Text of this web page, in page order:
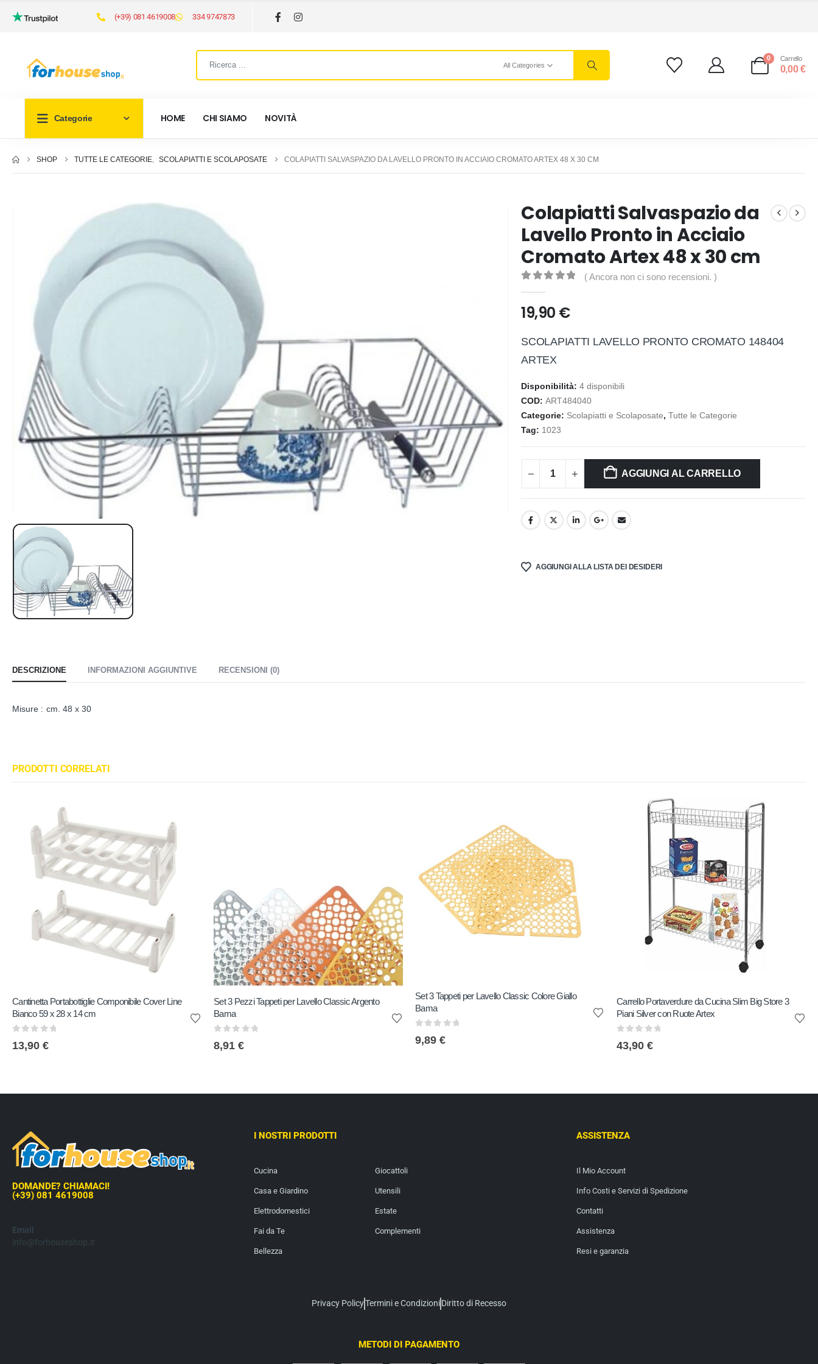
(+39) 081 4619008 334 9747873
All Categories
0 Carrello
0,00€
Categorie HOME CHI SIAMO NOVITÀ
SHOP TUTTE LE CATEGORIE, SCOLAPIATTI E SCOLAPOSATE COLAPIATTI SALVASPAZIO DA LAVELLO PRONTO IN ACCIAIO CROMATO ARTEX 48 X 30 CM
Colapiatti Salvaspazio da
Lavello Pronto in Acciaio
Cromato Artex 48 x 30 cm
( Ancora non ci sono recensioni. )
19,90 €
SCOLAPIATTI LAVELLO PRONTO CROMATO 148404
ARTEX
Disponibilità:4 disponibili
COD:ART484040
Categorie: Scolapiatti e Scolaposate,Tutte le Categorie
Tag: 1023
AGGIUNGI AL CARRELLO
AGGIUNGI ALLA LISTA DEI DESIDERI
DESCRIZIONE INFORMAZIONI AGGIUNTIVE RECENSIONI (0)
Misure : cm. 48 x 30
PRODOTTI CORRELATI
Cantinetta Portabottiglie Componibile Cover Line
Bianco 59 x 28 x 14 cm
13,90 €
Set 3 Pezzi Tappeti per Lavello Classic Argento
Bama
8,91 €
Set 3 Tappeti per Lavello Classic Colore Giallo
Bama
9,89 €
Carrello Portaverdure da Cucina Slim Big Store 3
Piani Silver con Ruote Artex
43,90 €
DOMANDE? CHIAMACI!
(+39) 081 4619008
Email
info@forhouseshop.it
I NOSTRI PRODOTTI
Cucina
Casa e Giardino
Elettrodomestici
Fai da Te
Bellezza
Giocattoli
Utensili
Estate
Complementi
ASSISTENZA
Il Mio Account
Info Costi e Servizi di Spedizione
Contatti
Assistenza
Resi e garanzia
Privacy PolicyTermini e CondizioniDiritto di Recesso
METODI DI PAGAMENTO